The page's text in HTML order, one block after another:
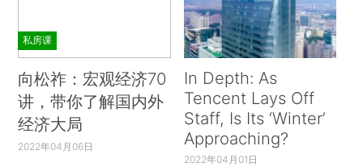
私房课
向松祚：宏观经济70
讲，带你了解国内外
经济大局
2022年04月06日
In Depth: As
Tencent Lays Off
Staff, Is Its ‘Winter’
Approaching?
2022年04月01日